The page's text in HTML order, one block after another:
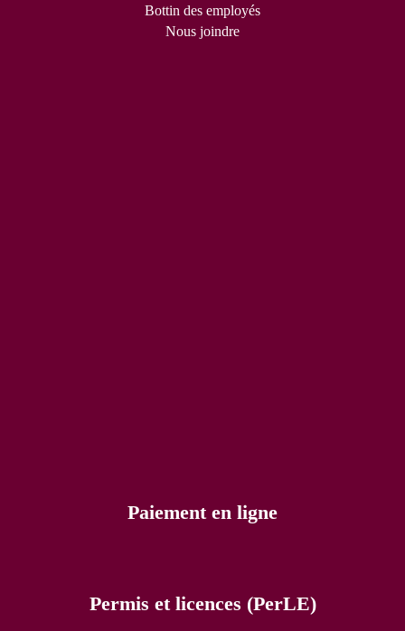
Bottin des employés
Nous joindre
Paiement en ligne
Permis et licences (PerLE)